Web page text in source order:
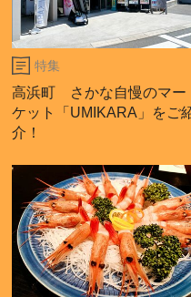
特集
高浜町 さかな自慢のマー
ケット「UMIKARA」をご
介！